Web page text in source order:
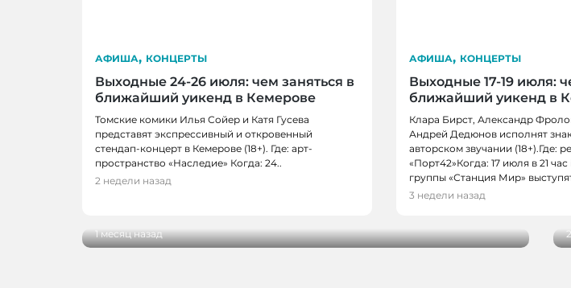
АФИША, КОНЦЕРТЫ
Выходные 24-26 июля: чем заняться в
ближайший уикенд в Кемерове
Томские комики Илья Сойер и Катя Гусева
представят экспрессивный и откровенный
стендап-концерт в Кемерове (18+). Где: арт-
пространство «Наследие» Когда: 24..
2 недели назад
АФИША, КОНЦЕРТЫ
Выходные 17-19 июля:
ближайший уикенд в
Клара Бирст, Александр
Андрей Дедюнов исполнят
авторском звучании (18+).Где:
«Порт42»Когда: 17 июля в 21
группы «Станция Мир»
3 недели назад
АФИША, КОНЦЕРТЫ, ТЕАТРЫ
Выходные 26-28 июня: чем заняться в ближайший уикенд в
1 месяц назад